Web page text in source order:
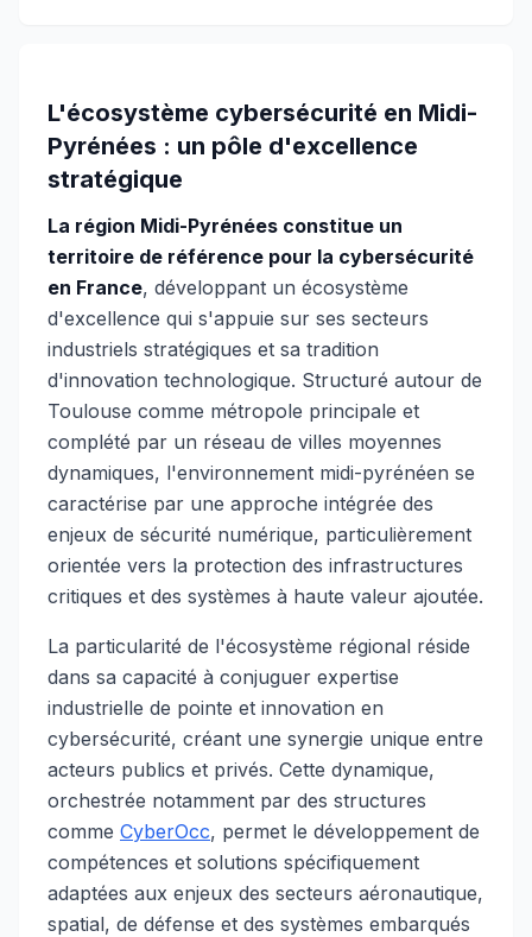
L'écosystème cybersécurité en Midi-
Pyrénées : un pôle d'excellence
stratégique
La région Midi-Pyrénées constitue un
territoire de référence pour la cybersécurité
en France, développant un écosystème
d'excellence qui s'appuie sur ses secteurs
industriels stratégiques et sa tradition
d'innovation technologique. Structuré autour de
Toulouse comme métropole principale et
complété par un réseau de villes moyennes
dynamiques, l'environnement midi-pyrénéen se
caractérise par une approche intégrée des
enjeux de sécurité numérique, particulièrement
orientée vers la protection des infrastructures
critiques et des systèmes à haute valeur ajoutée.
La particularité de l'écosystème régional réside
dans sa capacité à conjuguer expertise
industrielle de pointe et innovation en
cybersécurité, créant une synergie unique entre
acteurs publics et privés. Cette dynamique,
orchestrée notamment par des structures
comme CyberOcc, permet le développement de
compétences et solutions spécifiquement
adaptées aux enjeux des secteurs aéronautique,
spatial, de défense et des systèmes embarqués